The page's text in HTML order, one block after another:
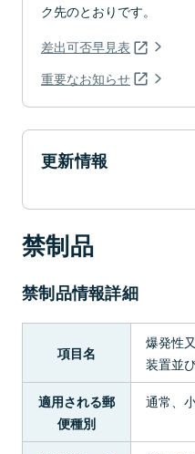
ク先のとおりです。
差出可否早見表
重要なお知らせ
更新情報
禁制品
禁制品情報詳細
項目名
爆発性
装置並
適用される郵
便種別
通常、